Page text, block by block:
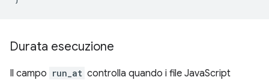
Durata esecuzione
Il campo run_at controlla quando i file JavaScript